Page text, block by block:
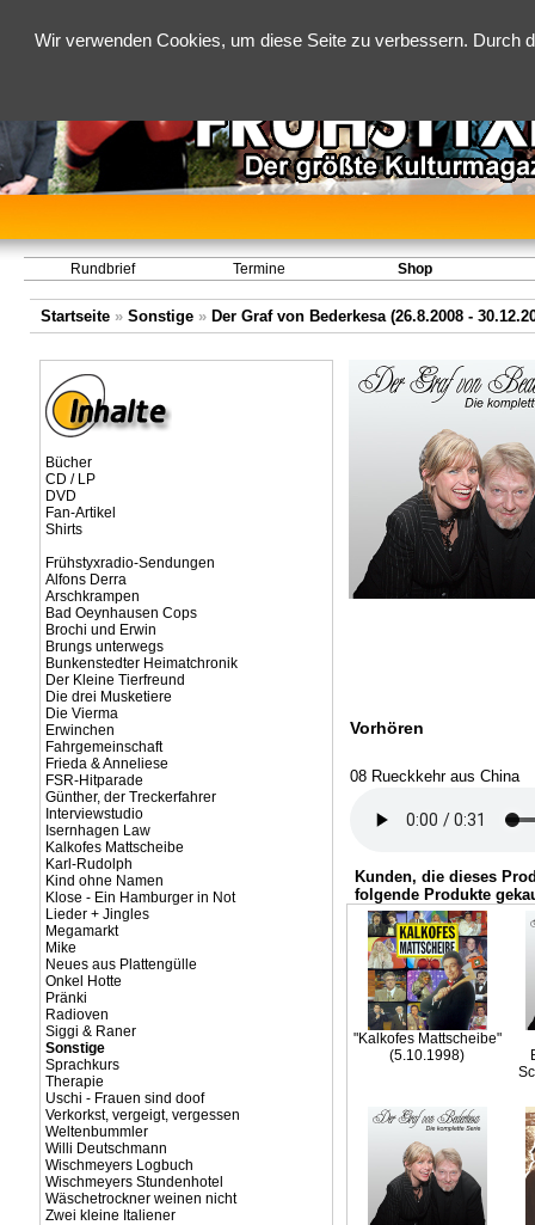
Wir verwenden Cookies, um diese Seite zu verbessern.
Rundbrief Termine Shop
Startseite» Sonstige» Der Graf von Bederkesa (26.8.2008 -
Bücher
CD / LP
DVD
Fan-Artikel
Shirts
Frühstyxradio-Sendungen
Alfons Derra
Arschkrampen
Bad Oeynhausen Cops
Brochi und Erwin
Brungs unterwegs
Bunkenstedter Heimatchronik
Der Kleine Tierfreund
Die drei Musketiere
Die Vierma
Erwinchen
Fahrgemeinschaft
Frieda & Anneliese
FSR-Hitparade
Günther, der Treckerfahrer
Interviewstudio
Isernhagen Law
Kalkofes Mattscheibe
Karl-Rudolph
Kind ohne Namen
Klose - Ein Hamburger in Not
Lieder + Jingles
Megamarkt
Mike
Neues aus Plattengülle
Onkel Hotte
Pränki
Radioven
Siggi & Raner
Sonstige
Sprachkurs
Therapie
Uschi - Frauen sind doof
Verkorkst, vergeigt, vergessen
Weltenbummler
Willi Deutschmann
Wischmeyers Logbuch
Wischmeyers Stundenhotel
Wäschetrockner weinen nicht
Zwei kleine Italiener
Vorhören
08 Rueckkehr aus China
Kunden, die dieses
folgende Produkte
"Kalkofes Mattscheibe"
(5.10.1998)